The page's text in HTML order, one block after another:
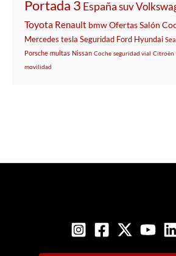
Portada 3 Españasuv
Toyota Renault bmwOfertasSalón
Mercedes tesla Seguridad Ford Hyundai
Porsche multas Nissan Coche seguridad vial Citroën
movilidad